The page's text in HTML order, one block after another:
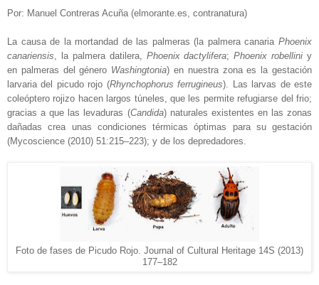
Por: Manuel Contreras Acuña (elmorante.es, contranatura)
La causa de la mortandad de las palmeras (la palmera canaria Phoenix
canariensis, la palmera datilera, Phoenix dactylifera;Phoenix robellini y
en palmeras del género Washingtonia) en nuestra zona es la gestación
larvaria del picudo rojo (Rhynchophorus ferrugineus). Las larvas de este
coleóptero rojizo hacen largos túneles, que les permite refugiarse del frio;
gracias a que las levaduras (Candida) naturales existentes en las zonas
dañadas crea unas condiciones térmicas óptimas para su gestación
(Mycoscience (2010) 51:215–223); y de los depredadores.
Foto de fases de Picudo Rojo. Journal of Cultural Heritage 14S (2013)
177–182